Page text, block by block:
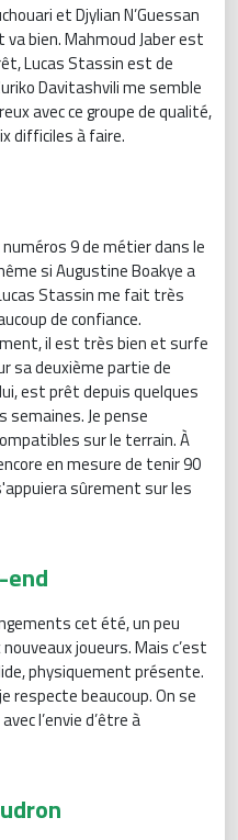
et Djylian N’Guessan
bien. Mahmoud Jaber est
Lucas Stassin est de
Davitashvili me semble
avec ce groupe de qualité,
difficiles à faire.
9 de métier dans le
si Augustine Boakye a
Stassin me fait très
de confiance.
il est très bien et surfe
sa deuxième partie de
est prêt depuis quelques
Je pense
sur le terrain. À
en mesure de tenir 90
sûrement sur les
end
cet été, un peu
joueurs. Mais c’est
physiquement présente.
respecte beaucoup. On se
l’envie d’être à